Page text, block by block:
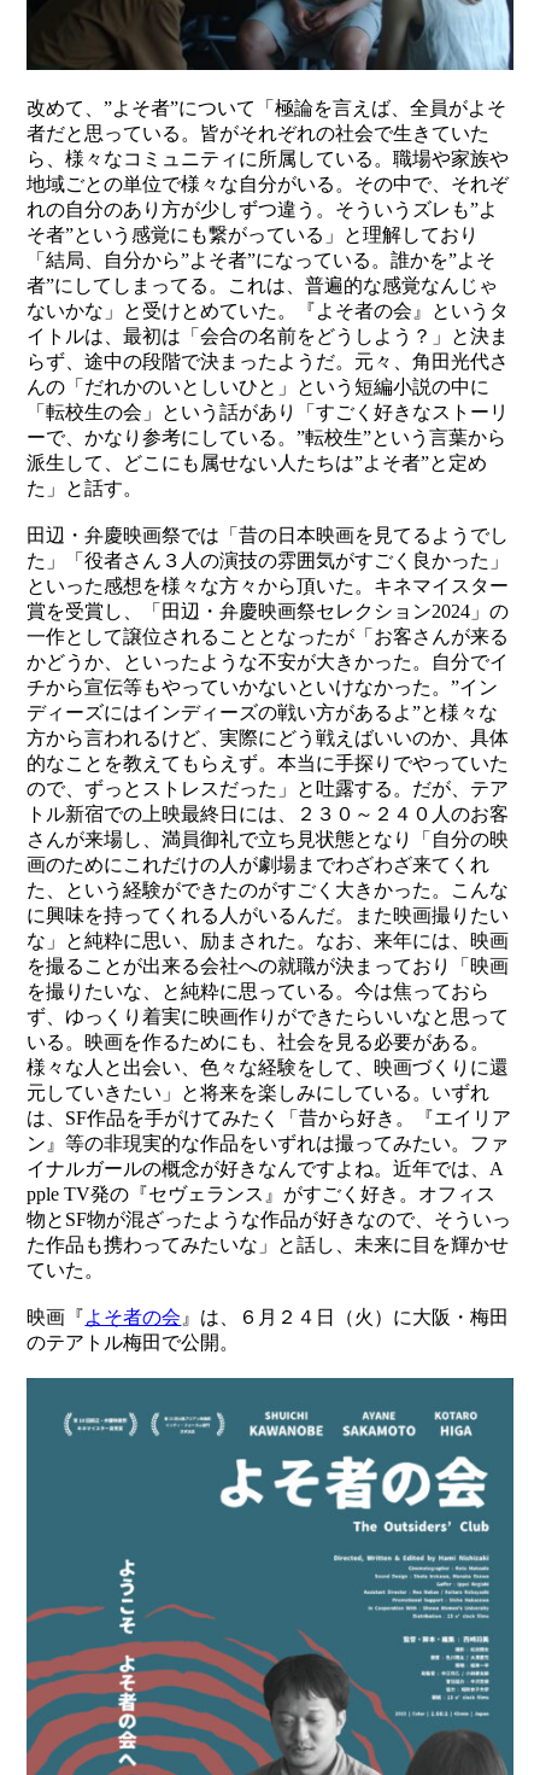
改めて、”よそ者”について「極論を言えば、全員がよそ
者だと思っている。皆がそれぞれの社会で生きていた
ら、様々なコミュニティに所属している。職場や家族や
地域ごとの単位で様々な自分がいる。その中で、それぞ
れの自分のあり方が少しずつ違う。そういうズレも”よ
そ者”という感覚にも繋がっている」と理解しており
「結局、自分から”よそ者”になっている。誰かを”よそ
者”にしてしまってる。これは、普遍的な感覚なんじゃ
ないかな」と受けとめていた。『よそ者の会』というタ
イトルは、最初は「会合の名前をどうしよう？」と決ま
らず、途中の段階で決まったようだ。元々、角田光代さ
んの「だれかのいとしいひと」という短編小説の中に
「転校生の会」という話があり「すごく好きなストーリ
ーで、かなり参考にしている。”転校生”という言葉から
派生して、どこにも属せない人たちは”よそ者”と定め
た」と話す。
田辺・弁慶映画祭では「昔の日本映画を見てるようでし
た」「役者さん３人の演技の雰囲気がすごく良かった」
といった感想を様々な方々から頂いた。キネマイスター
賞を受賞し、「田辺・弁慶映画祭セレクション2024」の
一作として譲位されることとなったが「お客さんが来る
かどうか、といったような不安が大きかった。自分でイ
チから宣伝等もやっていかないといけなかった。”イン
ディーズにはインディーズの戦い方があるよ”と様々な
方から言われるけど、実際にどう戦えばいいのか、具体
的なことを教えてもらえず。本当に手探りでやっていた
ので、ずっとストレスだった」と吐露する。だが、テア
トル新宿での上映最終日には、２３０～２４０人のお客
さんが来場し、満員御礼で立ち見状態となり「自分の映
画のためにこれだけの人が劇場までわざわざ来てくれ
た、という経験ができたのがすごく大きかった。こんな
に興味を持ってくれる人がいるんだ。また映画撮りたい
な」と純粋に思い、励まされた。なお、来年には、映画
を撮ることが出来る会社への就職が決まっており「映画
を撮りたいな、と純粋に思っている。今は焦っておら
ず、ゆっくり着実に映画作りができたらいいなと思って
いる。映画を作るためにも、社会を見る必要がある。
様々な人と出会い、色々な経験をして、映画づくりに還
元していきたい」と将来を楽しみにしている。いずれ
は、SF作品を手がけてみたく「昔から好き。『エイリア
ン』等の非現実的な作品をいずれは撮ってみたい。ファ
イナルガールの概念が好きなんですよね。近年では、A
pple TV発の『セヴェランス』がすごく好き。オフィス
物とSF物が混ざったような作品が好きなので、そういっ
た作品も携わってみたいな」と話し、未来に目を輝かせ
ていた。
映画『よそ者の会 』は、６月２４日（火）に大阪・梅田
のテアトル梅田で公開。